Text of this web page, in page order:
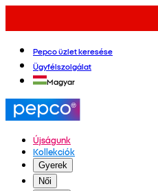
Pepco üzlet keresése
Ügyfélszolgálat
Magyar
Újságunk
Kollekciók
Gyerek
Női